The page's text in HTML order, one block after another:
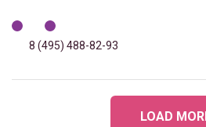
8 (495) 488-82-93
LOAD